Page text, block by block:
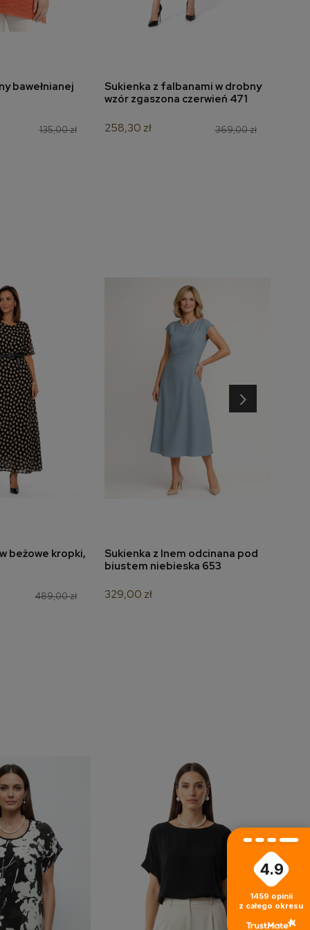
koszyka
bawełnianej
135,00 zł
dodaj do koszyka
Sukienka z falbanami w drobny
wzór zgaszona czerwień 471
369,00 zł
258,30 zł
koszyka
beżowe kropki,
489,00 zł
dodaj do koszyka
Sukienka z lnem odcinana pod
biustem niebieska 653
329,00 zł
›
4.9
1459 opinii
z całego okresu